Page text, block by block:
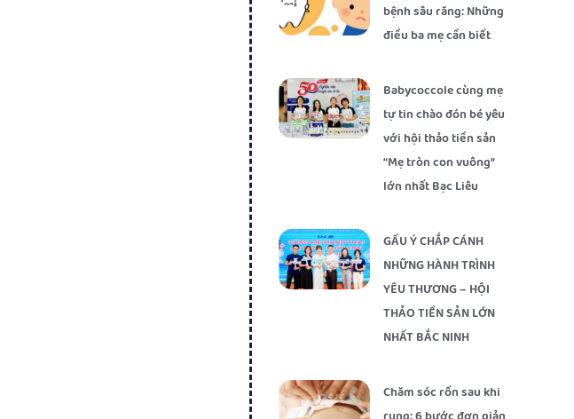
bệnh sâu răng: Những
điều ba mẹ cần biết
Babycoccole cùng mẹ
tự tin chào đón bé yêu
với hội thảo tiền sản
“Mẹ tròn con vuông”
lớn nhất Bạc Liêu
GẤU Ý CHẮP CÁNH
NHỮNG HÀNH TRÌNH
YÊU THƯƠNG – HỘI
THẢO TIỀN SẢN LỚN
NHẤT BẮC NINH
Chăm sóc rốn sau khi